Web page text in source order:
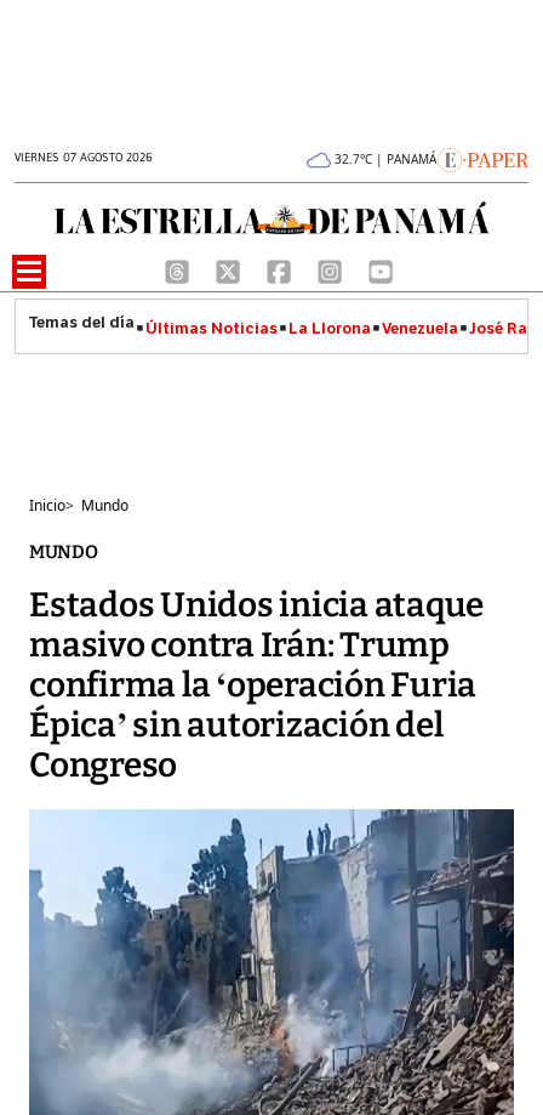
VIERNES 07 AGOSTO 2026 32.7°C | PANAMÁ
Últimas Noticias La Llorona Venezuela José
Inicio> Mundo
MUNDO
Estados Unidos inicia ataque
masivo contra Irán: Trump
confirma la ‘operación Furia
Épica’ sin autorización del
Congreso